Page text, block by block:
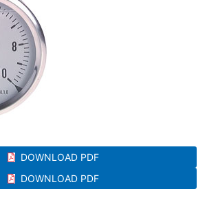
DOWNLOAD PDF
DOWNLOAD PDF